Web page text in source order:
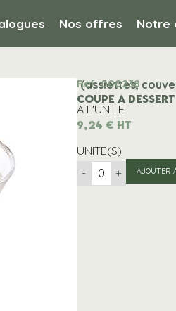
Nos offres Notre
réutilisable (assiettes,
Ref. 000238
COUPE A
A L'UNITE
9,24 € HT
UNITE(S)
-
+ AJOUTER